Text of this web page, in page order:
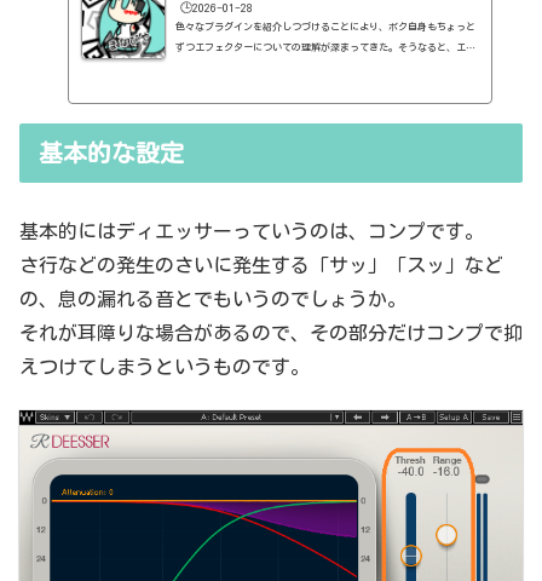
🕒️2026-01-28
色々なプラグインを紹介しつづけることにより、ボク自身もちょっと
ずつエフェクターについての理解が深まってきた。そうなると、エフ
で基本的なつまみに関する説明を毎回書くのも、それはそれで面倒く
基本的な設定
基本的にはディエッサーっていうのは、コンプです。
さ行などの発生のさいに発生する「サッ」「スッ」など
の、息の漏れる音とでもいうのでしょうか。
それが耳障りな場合があるので、その部分だけコンプで抑
えつけてしまうというものです。